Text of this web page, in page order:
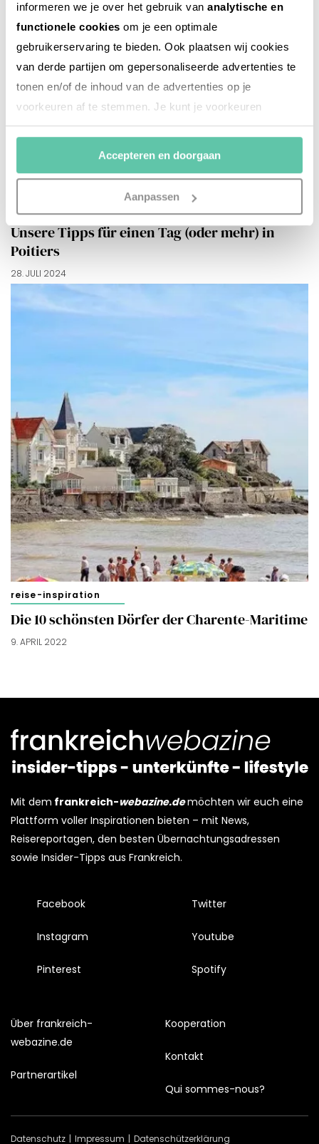
informeren we je over het gebruik van analytische en
functionele cookies om je een optimale
gebruikerservaring te bieden. Ook plaatsen wij cookies
van derde partijen om gepersonaliseerde advertenties te
tonen en/of de inhoud van de advertenties op je
voorkeuren af te stemmen. Je kunt je voorkeuren
beheren via ‘Zelf instellen’. Klik je op ‘Accepteren en
Accepteren en doorgaan
Aanpassen
Unsere Tipps für einen Tag (oder mehr) in
Poitiers
28. JULI 2024
reise-inspiration
Die 10 schönsten Dörfer der Charente-Maritime
9. APRIL 2022
Mit dem frankreich-webazine.demöchten wir euch eine
Plattform voller Inspirationen bieten – mit News,
Reisereportagen, den besten Übernachtungsadressen
sowie Insider-Tipps aus Frankreich.
Facebook
Instagram
Pinterest
Twitter
Youtube
Spotify
Über frankreich-
webazine.de
Partnerartikel
Kooperation
Kontakt
Qui sommes-nous?
Datenschutz Impressum Datenschützerklärung